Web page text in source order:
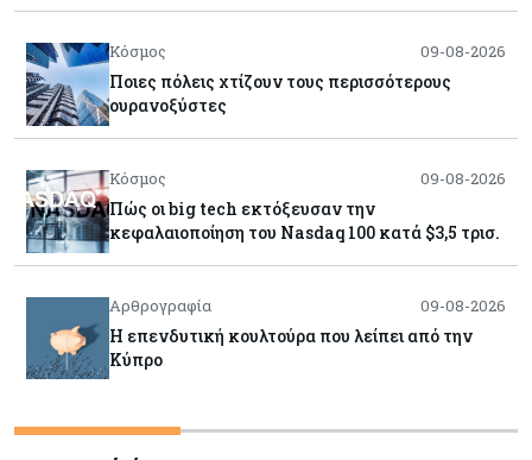
Κόσμος 09-08-2026
Ποιες πόλεις χτίζουν τους περισσότερους
ουρανοξύστες
Κόσμος 09-08-2026
Πώς οι big tech εκτόξευσαν την
κεφαλαιοποίηση του Nasdaq 100 κατά $3,5 τρισ.
Αρθρογραφία 09-08-2026
Η επενδυτική κουλτούρα που λείπει από την
Κύπρο
Τουρισμός 09-08-2026